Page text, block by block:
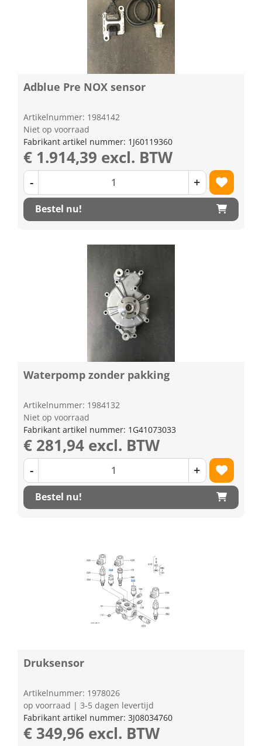
Adblue Pre NOX sensor
Artikelnummer: 1984142
Niet op voorraad
Fabrikant artikel nummer: 1J60119360
€ 1.914,39 excl. BTW
- +
Bestel nu!
Waterpomp zonder pakking
Artikelnummer: 1984132
Niet op voorraad
Fabrikant artikel nummer: 1G41073033
€ 281,94 excl. BTW
- +
Bestel nu!
Druksensor
Artikelnummer: 1978026
op voorraad | 3-5 dagen levertijd
Fabrikant artikel nummer: 3J08034760
€ 349,96 excl. BTW